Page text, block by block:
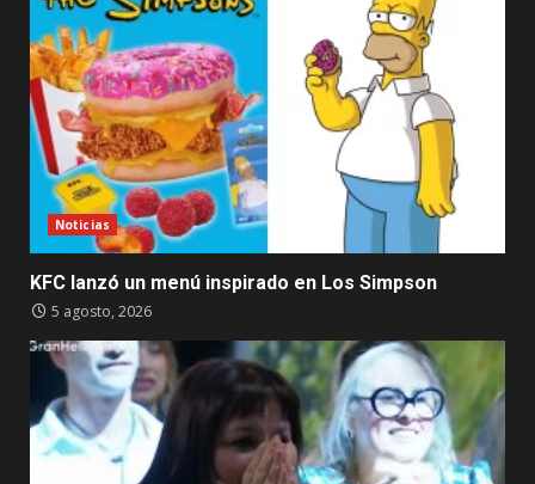
Noticias
KFC lanzó un menú inspirado en Los Simpson
5 agosto, 2026